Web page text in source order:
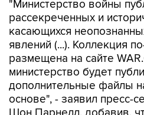
"Министерство войны
рассекреченных и
касающихся
явлений (...). Коллекция
размещена на сайте
министерство будет
дополнительные файлы
основе", - заявил пресс-